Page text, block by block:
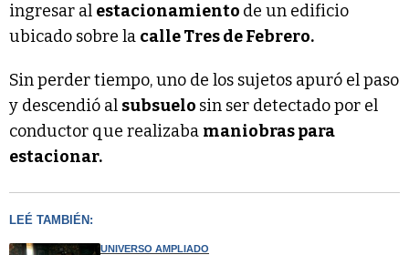
ingresar al estacionamiento de un edificio
ubicado sobre la calle Tres de Febrero.
Sin perder tiempo, uno de los sujetos apuró el paso
y descendió al subsuelo sin ser detectado por el
conductor que realizaba maniobras para
estacionar.
LEÉ TAMBIÉN:
UNIVERSO AMPLIADO